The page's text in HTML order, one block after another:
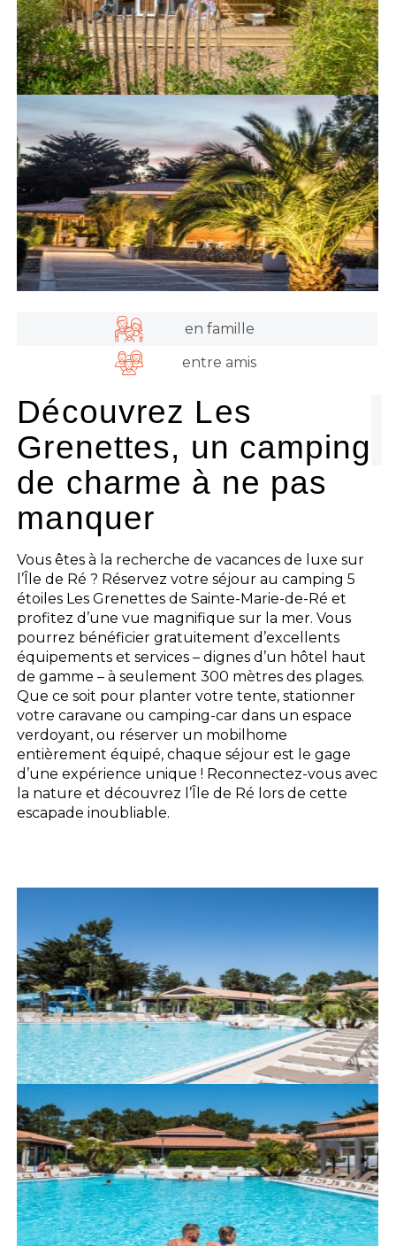
en famille
entre amis
Découvrez Les
Grenettes, un camping
de charme à ne pas
manquer
Vous êtes à la recherche de vacances de luxe sur
l’Île de Ré ? Réservez votre séjour au camping 5
étoiles Les Grenettes de Sainte-Marie-de-Ré et
profitez d’une vue magnifique sur la mer. Vous
pourrez bénéficier gratuitement d’excellents
équipements et services – dignes d’un hôtel haut
de gamme – à seulement 300 mètres des plages.
Que ce soit pour planter votre tente, stationner
votre caravane ou camping-car dans un espace
verdoyant, ou réserver un mobilhome
entièrement équipé, chaque séjour est le gage
d’une expérience unique ! Reconnectez-vous avec
la nature et découvrez l’Île de Ré lors de cette
escapade inoubliable.